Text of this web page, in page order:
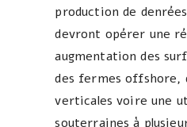
production de
devront opérer une
augmentation des
des fermes offshore,
verticales voire une
souterraines à